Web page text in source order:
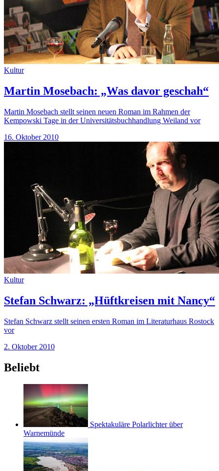
Kultur
Martin Mosebach: „Was davor geschah“
Martin Mosebach stellt seinen neuen Roman im Rahmen der
Kempowski Tage in der Universitätsbuchhandlung Weiland vor
16. Oktober 2010
Kultur
Stefan Schwarz: „Hüftkreisen mit Nancy“
Stefan Schwarz stellt seinen ersten Roman im Literaturhaus Rostock
vor
2. Oktober 2010
Beliebt
Spektakuläre Polarlichter über
Warnemünde